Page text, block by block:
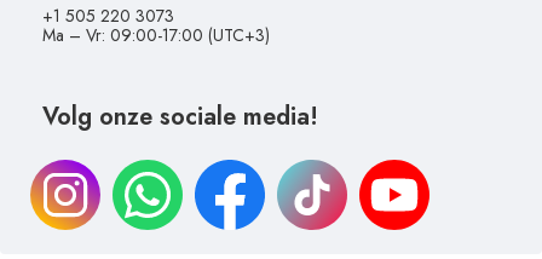
+1 505 220 3073
Ma – Vr: 09:00-17:00 (UTC+3)
Volg onze sociale media!